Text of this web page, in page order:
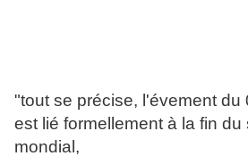
"tout se précise, l'évement du
est lié formellement à la fin
mondial,